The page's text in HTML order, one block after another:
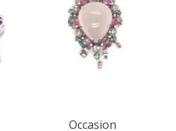
Occasion